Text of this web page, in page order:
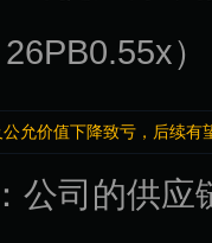
26PB0.55x
允价值下降致亏，后续有
公司的供